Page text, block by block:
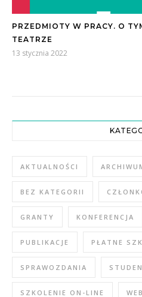
PRZEDMIOTY W PRACY. O
TEATRZE
13 stycznia 2022
AKTUALNOŚCI
BEZ KATEGORII
GRANTY KONFERENCJA
PUBLIKACJE PŁATNE
SPRAWOZDANIA
SZKOLENIE ON-LINE